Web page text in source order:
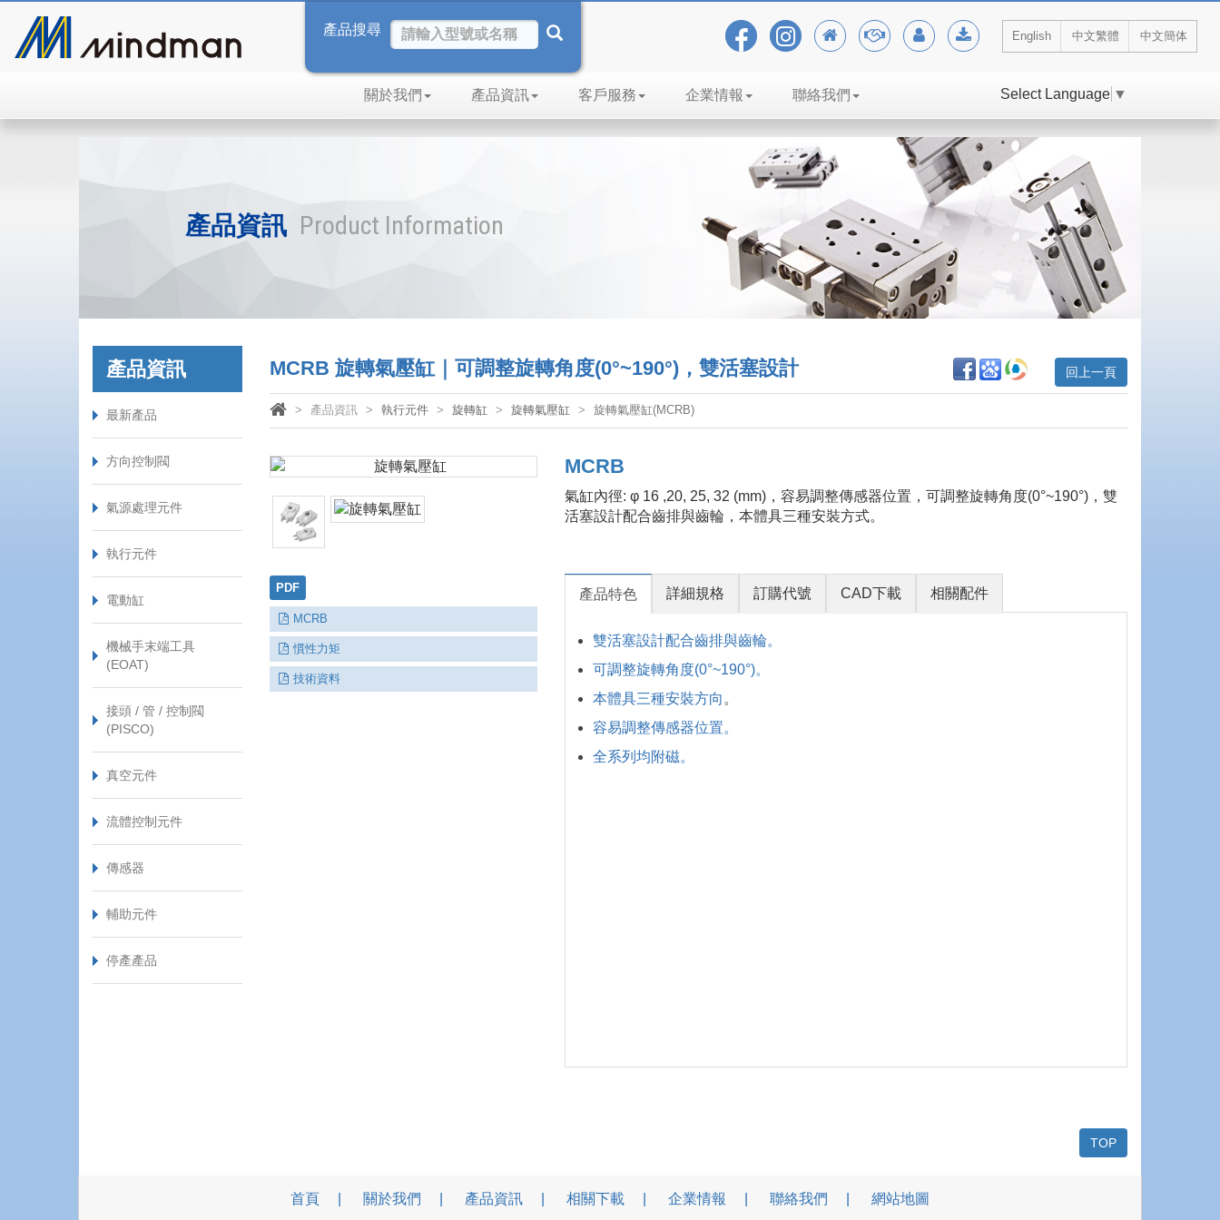
English 中文繁體 中文簡体
產品搜尋
關於我們 產品資訊 客戶服務 企業情報 聯絡我們 Select Language ▼
產品資訊 Product Information
產品資訊
最新產品
方向控制閥
氣源處理元件
執行元件
電動缸
機械手末端工具
(EOAT)
接頭 / 管 / 控制閥
(PISCO)
真空元件
流體控制元件
傳感器
輔助元件
停產產品
MCRB 旋轉氣壓缸｜可調整旋轉角度(0°~190°)，雙活塞設計 回上一頁
產品資訊 執行元件 旋轉缸 旋轉氣壓缸 旋轉氣壓缸(MCRB)
PDF
MCRB
慣性力矩
技術資料
MCRB
氣缸內徑: φ 16 ,20, 25, 32 (mm)，容易調整傳感器位置，可調整旋轉角度(0°~190°)，雙
活塞設計配合齒排與齒輪，本體具三種安裝方式。
產品特色 詳細規格 訂購代號 CAD下載 相關配件
雙活塞設計配合齒排與齒輪。
可調整旋轉角度(0°~190°)。
本體具三種安裝方向 。
容易調整傳感器位置。
全系列均附磁。
TOP
首頁 關於我們 產品資訊 相關下載 企業情報 聯絡我們 網站地圖